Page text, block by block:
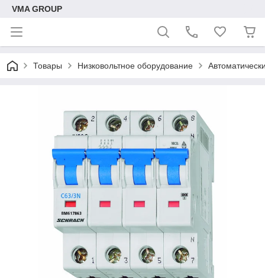
VMA GROUP
Товары Низковольтное оборудование